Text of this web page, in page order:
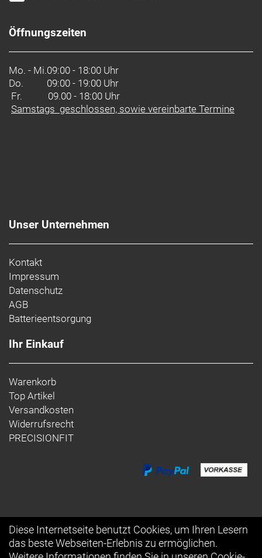
Öffnungszeiten
Mo. - Mi.09:00 - 18:00 Uhr
Do.
09:00 - 19:00 Uhr
Fr. 09.00 - 18:00 Uhr
Samstags geschlossen, sowie vereinbarte Termine
Unser Unternehmen
Kontakt
Impressum
Datenschutz
AGB
Batterieentsorgung
Ihr Einkauf
Warenkorb
Top Artikel
Versandkosten
Widerrufsrecht
PRECISIONFIT
Diese Internetseite benutzt Cookies, um Ihren Lesern
das beste Webseiten-Erlebnis zu ermöglichen.
Auftrag widerrufen